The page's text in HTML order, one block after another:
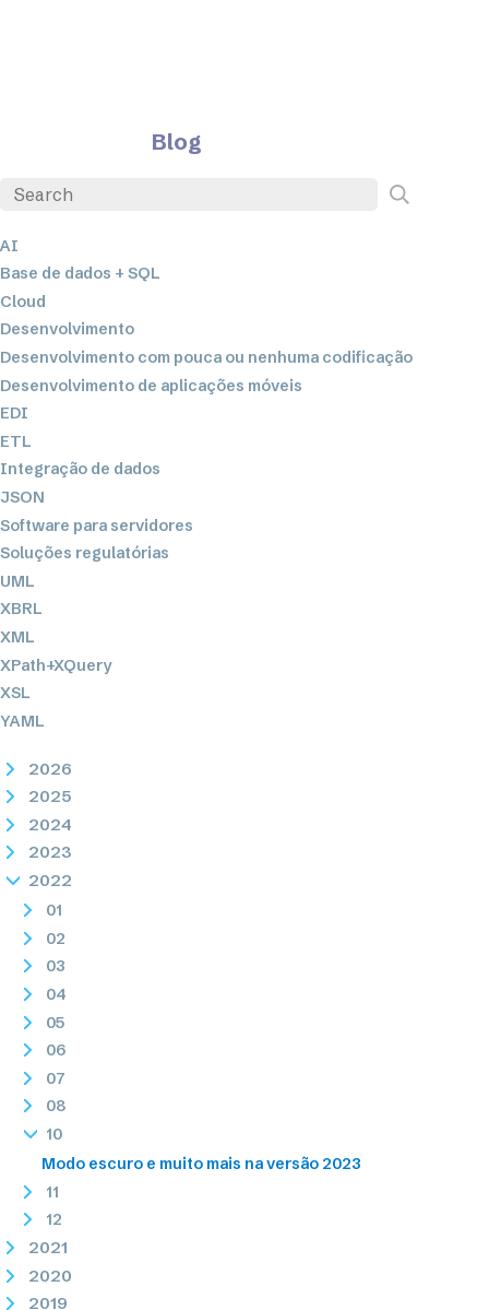
Blog
AI
Base de dados + SQL
Cloud
Desenvolvimento
Desenvolvimento com pouca ou nenhuma codificação
Desenvolvimento de aplicações móveis
EDI
ETL
Integração de dados
JSON
Software para servidores
Soluções regulatórias
UML
XBRL
XML
XPath+XQuery
XSL
YAML
2026
2025
2024
2023
2022
01
02
03
04
05
06
07
08
10
Modo escuro e muito mais na versão 2023
11
12
2021
2020
2019